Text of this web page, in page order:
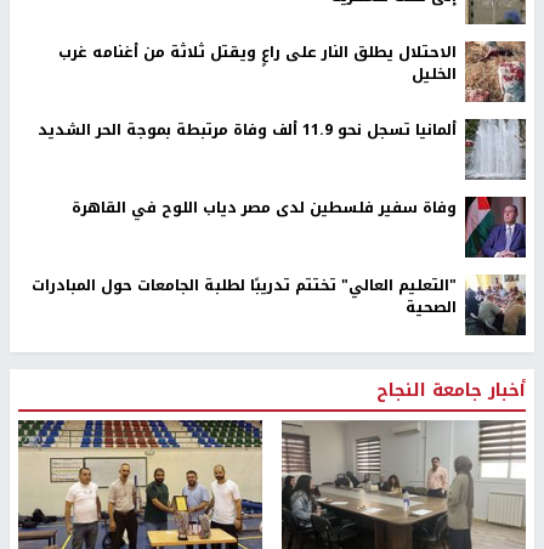
الاحتلال يطلق النار على راعٍ ويقتل ثلاثة من أغنامه غرب
الخليل
ألمانيا تسجل نحو 11.9 ألف وفاة مرتبطة بموجة الحر الشديد
وفاة سفير فلسطين لدى مصر دياب اللوح في القاهرة
"التعليم العالي" تختتم تدريبًا لطلبة الجامعات حول المبادرات
الصحية
أخبار جامعة النجاح